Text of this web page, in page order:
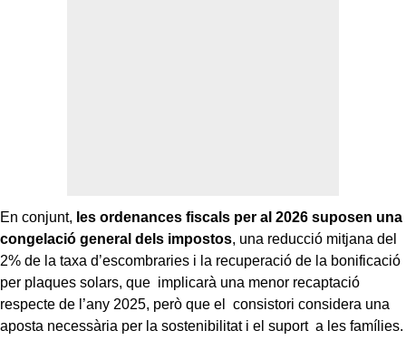
En conjunt, les ordenances fiscals per al 2026 suposen una
congelació general dels impostos, una reducció mitjana del
2% de la taxa d’escombraries i la recuperació de la bonificació
per plaques solars, que implicarà una menor recaptació
respecte de l’any 2025, però que el consistori considera una
aposta necessària per la sostenibilitat i el suport a les famílies.